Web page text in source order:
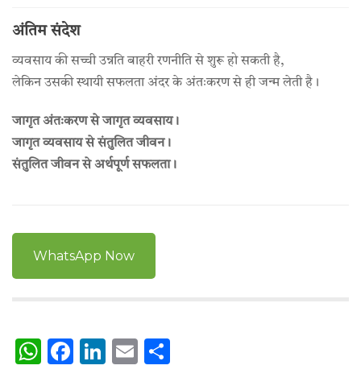
अंतिम संदेश
व्यवसाय की सच्ची उन्नति बाहरी रणनीति से शुरू हो सकती है,
लेकिन उसकी स्थायी सफलता अंदर के अंतःकरण से ही जन्म लेती है।
जागृत अंतःकरण से जागृत व्यवसाय।
जागृत व्यवसाय से संतुलित जीवन।
संतुलित जीवन से अर्थपूर्ण सफलता।
WhatsApp Now
WhatsApp
Facebook
LinkedIn
Email